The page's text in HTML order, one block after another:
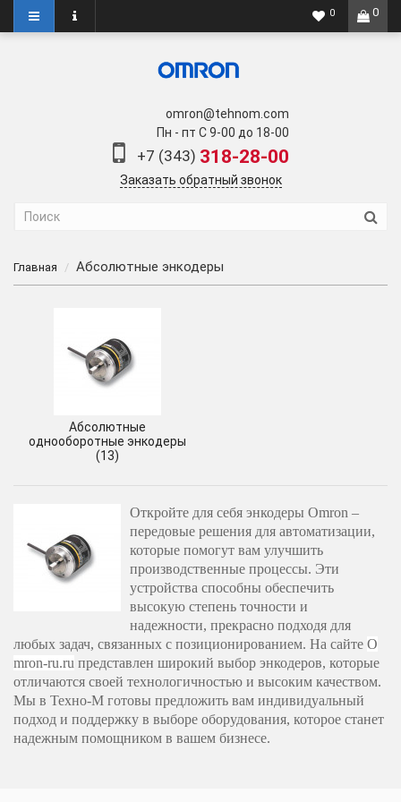
0
0
omron@tehnom.com
Пн - пт С 9-00 до 18-00
+7 (343) 318-28-00
Заказать обратный звонок
Главная Абсолютные энкодеры
Абсолютные
однооборотные энкодеры
(13)
Откройте для себя энкодеры Omron –
передовые решения для автоматизации,
которые помогут вам улучшить
производственные процессы. Эти
устройства способны обеспечить
высокую степень точности и
надежности, прекрасно подходя для
любых задач, связанных с позиционированием. На сайте O
mron-ru.ru представлен широкий выбор энкодеров, которые
отличаются своей технологичностью и высоким качеством.
Мы в Техно-М готовы предложить вам индивидуальный
подход и поддержку в выборе оборудования, которое станет
надежным помощником в вашем бизнесе.